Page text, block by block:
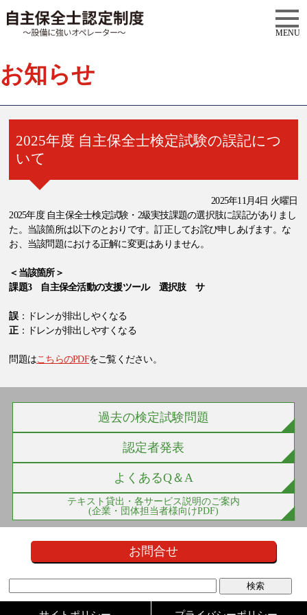
MENU
お知らせ
2025年度 自主保全士検定試験の誤記につ
いて
2025年11月4日 火曜日
2025年度 自主保全士検定試験・2級実技課題の選択肢に誤記がありまし
た。当該箇所は以下のとおりです。訂正してお詫び申しあげます。な
お、当該問題における正解に変更はありません。
＜当該箇所＞
課題3 自主保全活動の支援ツール 選択肢 サ
誤：ドレンが排出しやくなる
正：ドレンが排出しやすくなる
問題はこちらのPDFをご覧ください。
過去の検定試験問題
認定者発表
よくあるQ＆A
テキスト貸出・各サービス説明のご案内
(企業・団体担当者様向けPDF)
お問合せ